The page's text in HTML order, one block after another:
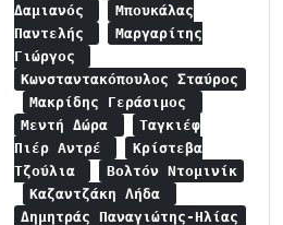
Δαμιανός
Μπουκάλας
Παντελής
Μαργαρίτης
Γιώργος
Κωνσταντακόπουλος Σταύρος
Μακρίδης Γεράσιμος
Μεντή Δώρα
Ταγκιέφ
Πιέρ Αντρέ
Κρίστεβα
Τζούλια
Βολτόν Ντομινίκ
Καζαντζάκη Λήδα
Δημητράς Παναγιώτης-Ηλίας